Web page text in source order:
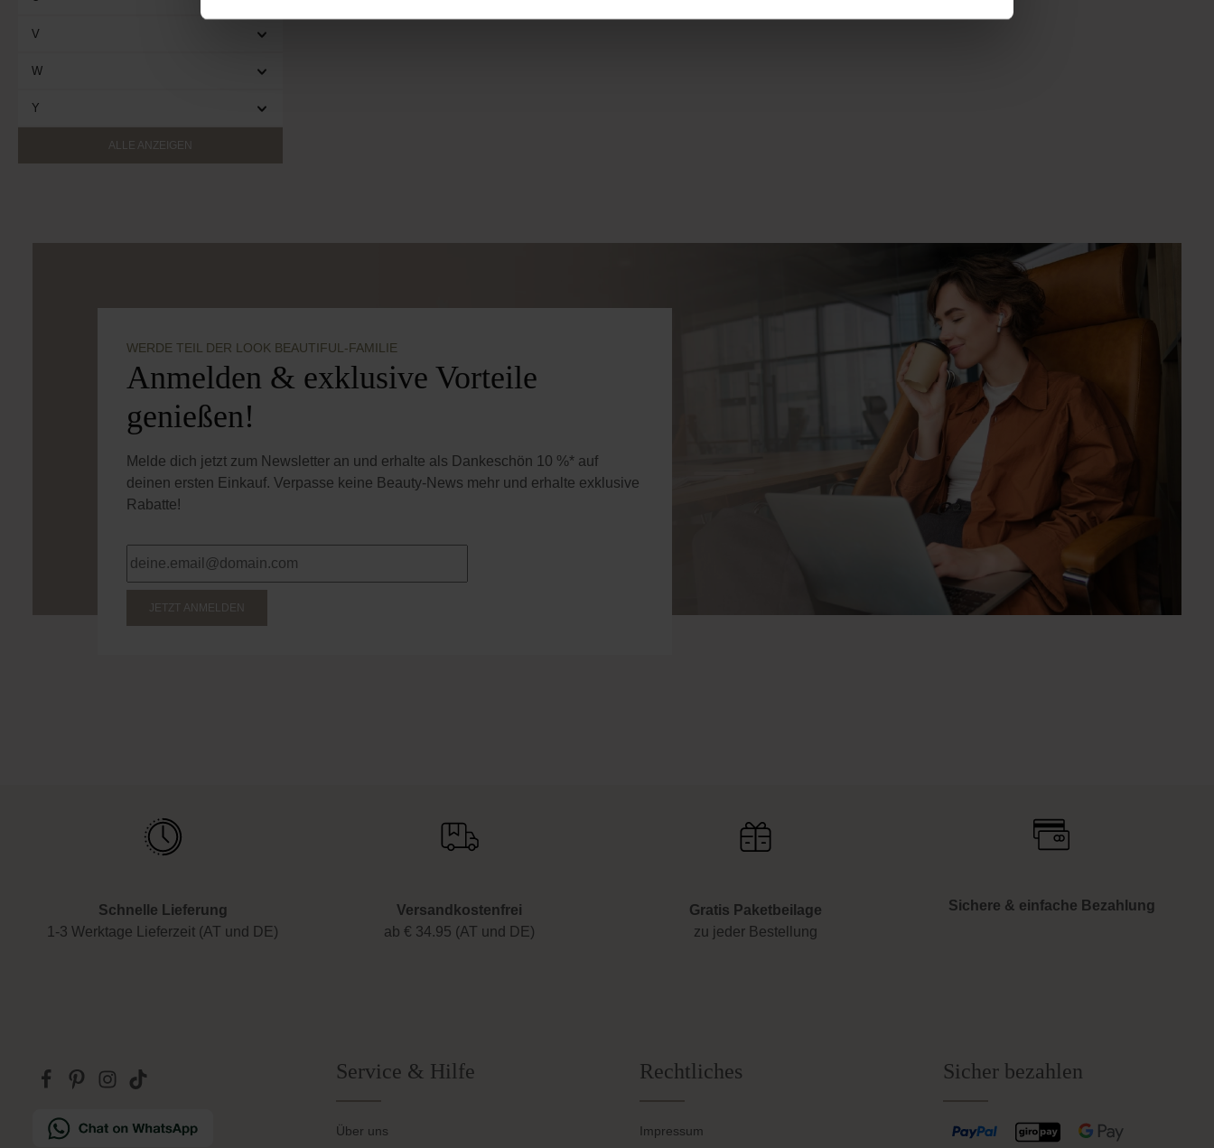
V
W
Y
ALLE ANZEIGEN
WERDE TEIL DER LOOK BEAUTIFUL-FAMILIE
Anmelden & exklusive Vorteile
genießen!
Melde dich jetzt zum Newsletter an und erhalte als Dankeschön 10 %* auf
deinen ersten Einkauf. Verpasse keine Beauty-News mehr und erhalte exklusive
Rabatte!
JETZT ANMELDEN
Schnelle Lieferung
1-3 Werktage Lieferzeit (AT und DE)
Versandkostenfrei
ab € 34.95 (AT und DE)
Gratis Paketbeilage
zu jeder Bestellung
Sichere & einfache Bezahlung
Service & Hilfe
Über uns
Rechtliches
Impressum
Sicher bezahlen